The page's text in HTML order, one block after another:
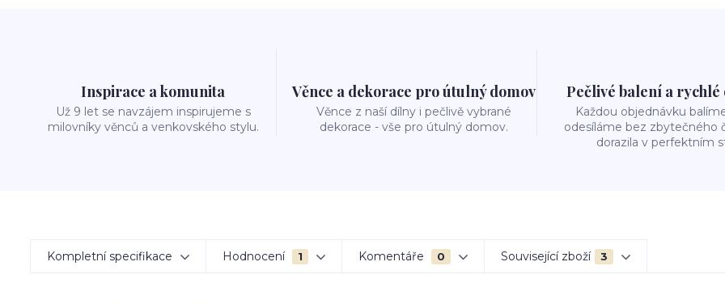
Inspirace a komunita
Už 9 let se navzájem inspirujeme s
milovníky věnců a venkovského stylu.
Věnce a dekorace pro útulný domov
Věnce z naší dílny i pečlivě vybrané
dekorace - vše pro útulný domov.
Pečlivé balení a rychlé
Každou objednávku
odesíláme bez zbytečného
dorazila v perfektním
Kompletní specifikace Hodnocení 1 Komentáře 0 Související zboží 3